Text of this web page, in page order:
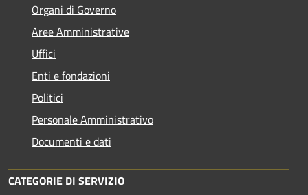
Organi di Governo
Aree Amministrative
Uffici
Enti e fondazioni
Politici
Personale Amministrativo
Documenti e dati
CATEGORIE DI SERVIZIO